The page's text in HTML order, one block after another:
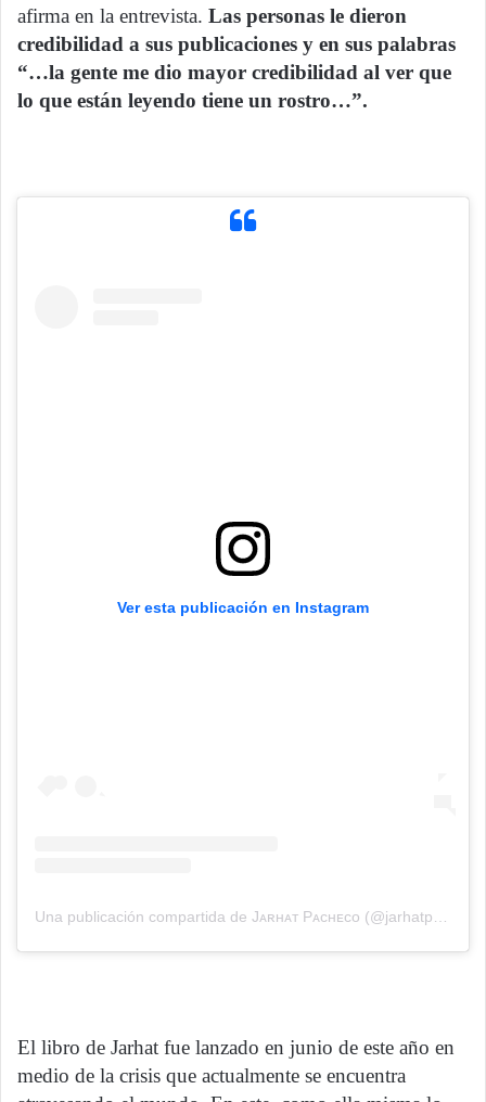
afirma en la entrevista. Las personas le dieron
credibilidad a sus publicaciones y en sus palabras
“…la gente me dio mayor credibilidad al ver que
lo que están leyendo tiene un rostro…”.
Ver esta publicación en Instagram
El libro de Jarhat fue lanzado en junio de este año en
medio de la crisis que actualmente se encuentra